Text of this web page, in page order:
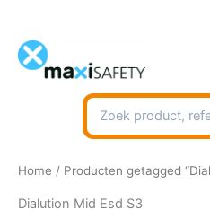
inhoud
Zoeken
naar:
Home / Producten getagged
Dialution Mid Esd S3